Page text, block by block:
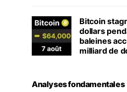
Bitcoin
dollars
baleines
milliard de
Analyses fondamentales